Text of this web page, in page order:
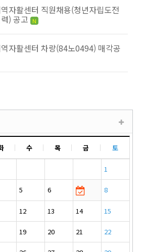
자활센터 직원채용(청년자립도전
) 공고 N
자활센터 차량(84노0494) 매각공
수 목 금 토
1
5 6 8
12 13 14 15
19 20 21 22